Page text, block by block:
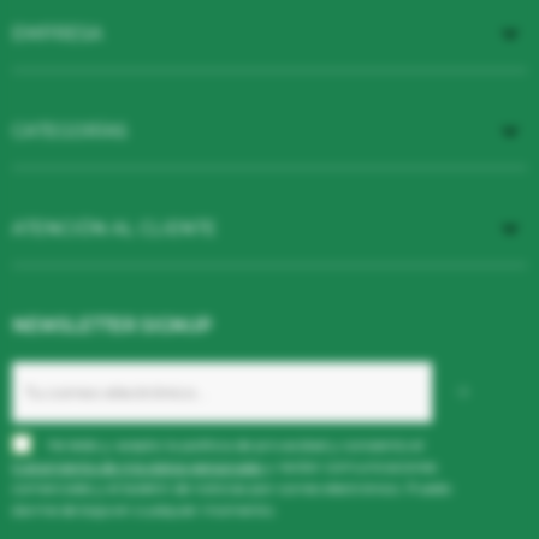


ATENCIÓN AL CLIENTE 
NEWSLETTER SIGNUP
He leído y acepto la política de privacidad
y consiento el
tratamiento de mis datospersonalesy recibir comunicaciones
comerciales y el boletín de noticias por correo electrónico. Puedo
darme de baja en cualquier momento.